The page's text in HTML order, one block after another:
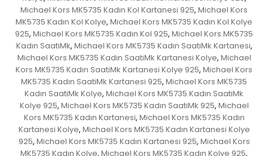
Michael Kors MK5735 Kadın Kol Kartanesi 925, Michael Kors
MK5735 Kadın Kol Kolye, Michael Kors MK5735 Kadın Kol Kolye
925, Michael Kors MK5735 Kadın Kol 925, Michael Kors MK5735
Kadın SaatiMk, Michael Kors MK5735 Kadın SaatiMk Kartanesi,
Michael Kors MK5735 Kadın SaatiMk Kartanesi Kolye, Michael
Kors MK5735 Kadın SaatiMk Kartanesi Kolye 925, Michael Kors
MK5735 Kadın SaatiMk Kartanesi 925, Michael Kors MK5735
Kadın SaatiMk Kolye, Michael Kors MK5735 Kadın SaatiMk
Kolye 925, Michael Kors MK5735 Kadın SaatiMk 925, Michael
Kors MK5735 Kadın Kartanesi, Michael Kors MK5735 Kadın
Kartanesi Kolye, Michael Kors MK5735 Kadın Kartanesi Kolye
925, Michael Kors MK5735 Kadın Kartanesi 925, Michael Kors
MK5735 Kadın Kolye, Michael Kors MK5735 Kadın Kolye 925,